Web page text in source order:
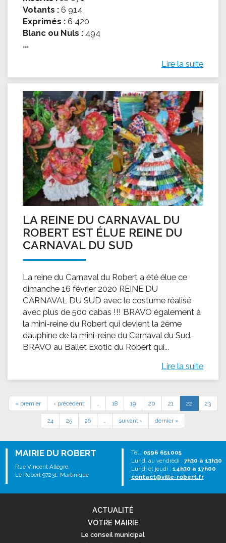
Votants : 6 914
Exprimés : 6 420
Blanc ou Nuls : 494
...
Lire la suite
LA REINE DU CARNAVAL DU
ROBERT EST ÉLUE REINE DU
CARNAVAL DU SUD
La reine du Carnaval du Robert a été élue ce
dimanche 16 février 2020 REINE DU
CARNAVAL DU SUD avec le costume réalisé
avec plus de 500 cabas !!! BRAVO également à
la mini-reine du Robert qui devient la 2ème
dauphine de la mini-reine du Carnaval du Sud.
BRAVO au Ballet Exotic du Robert qui...
Lire la suite
« premier ‹ précédent … 18 19 20 21 22 23
24 25 26 … suivant › dernier »
MAIRIE DU ROBERT
Rue Vincent Allègre,
Le Robert 97231, Martinique
Tél : 0596 651005
Lundi au vendredi : 7h30 à 13h30
Lundi et jeudi : 14h30 à 17h00
contact@ville-robert.fr
ACTUALITÉ
VOTRE MAIRIE
Le conseil municipal